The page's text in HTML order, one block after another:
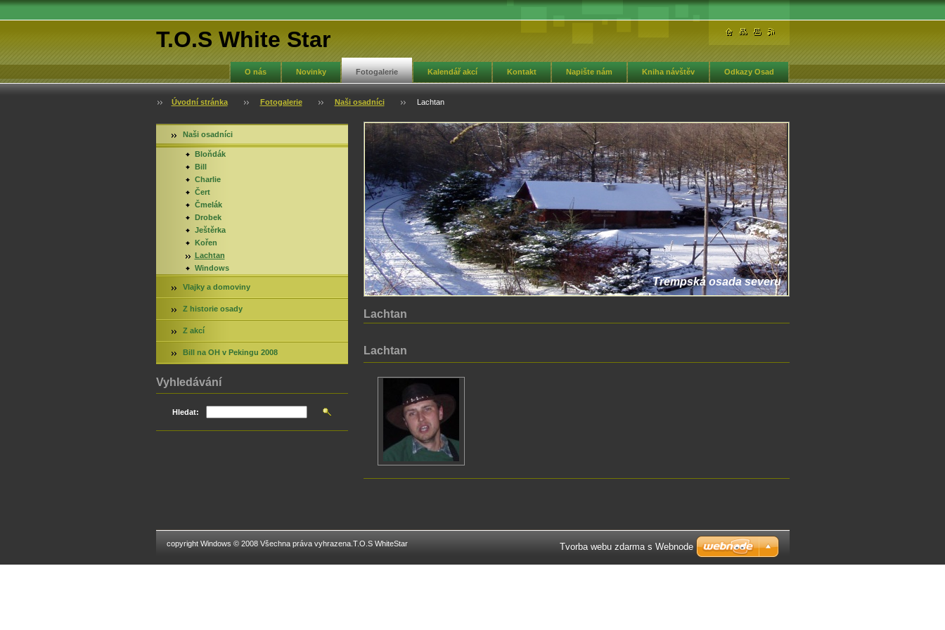
T.O.S White Star
O nás Novinky Fotogalerie Kalendář akcí Kontakt Napište nám Kniha návštěv Odkazy Osad
Úvodní stránka Fotogalerie Naši osadníci Lachtan
Trempská osada severu
Lachtan
Lachtan
Naši osadníci
Bloňdák
Bill
Charlie
Čert
Čmelák
Drobek
Ještěrka
Kořen
Lachtan
Windows
Vlajky a domoviny
Z historie osady
Z akcí
Bill na OH v Pekingu 2008
Vyhledávání
Hledat:
copyright Windows © 2008 Všechna práva vyhrazena.T.O.S WhiteStar Tvorba webu zdarma s Webnode